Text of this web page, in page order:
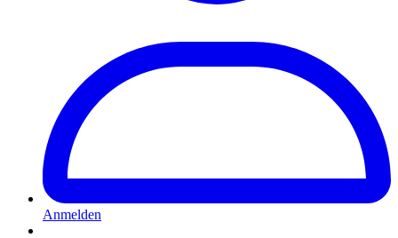
Anmelden